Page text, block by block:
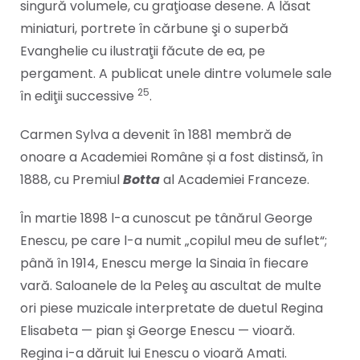
singură volumele, cu graţioase desene. A lăsat
miniaturi, portrete în cărbune şi o superbă
Evanghelie cu ilustraţii făcute de ea, pe
pergament. A publicat unele dintre volumele sale
în ediţii successive 25.
Carmen Sylva a devenit în 1881 membră de
onoare a Academiei Române și a fost distinsă, în
1888, cu PremiulBottaal Academiei Franceze.
În martie 1898 l-a cunoscut pe tânărul George
Enescu, pe care l-a numit „copilul meu de suflet“;
până în 1914, Enescu merge la Sinaia în fiecare
vară. Saloanele de la Peleş au ascultat de multe
ori piese muzicale interpretate de duetul Regina
Elisabeta — pian şi George Enescu — vioară.
Regina i-a dăruit lui Enescu o vioară Amati.